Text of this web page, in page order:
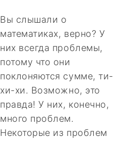
Вы слышали о
математиках, верно? У
них всегда проблемы,
потому что они
поклоняются сумме, ти-
хи-хи. Возможно, это
правда! У них, конечно,
много проблем.
Некоторые из проблем